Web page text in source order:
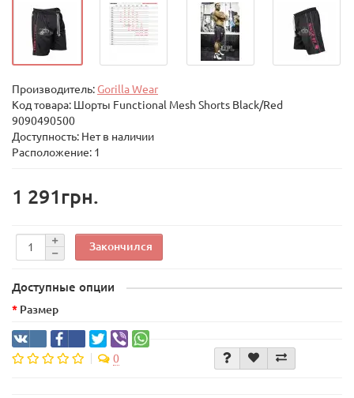
Производитель: Gorilla Wear
Код товара: Шорты Functional Mesh Shorts Black/Red
9090490500
Доступность: Нет в наличии
Расположение: 1
1 291грн.
Закончился
Доступные опции
Размер
0